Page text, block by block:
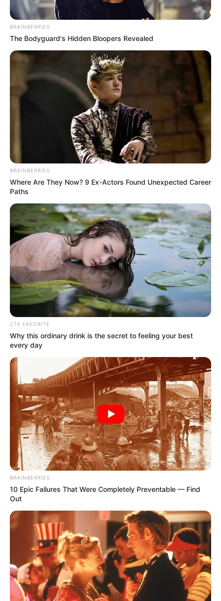
1 2 Selanjutnya
TAGS DRAMA KOREA THE GHOST DOCTOR
BRAINBERRIES
The Bodyguard's Hidden Bloopers Revealed
BRAINBERRIES
Where Are They Now? 9 Ex-Actors Found Unexpected Career
Paths
CTA FAVORITE
Why this ordinary drink is the secret to feeling your best
every day
BRAINBERRIES
10 Epic Failures That Were Completely Preventable — Find
Out